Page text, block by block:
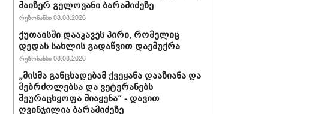
მაიზერ გელოვანი ბარამიძეზე
რეზონანსი 08.08.2026
ქუთაისში დააკავეს პირი, რომელიც
დედას სახლის გადაწვით დაემუქრა
რეზონანსი 08.08.2026
„მისმა განცხადებამ ქვეყანა დააზიანა და
მებრძოლებსა და ვეტერანებს
შეურაცხყოფა მიაყენა“ - დავით
ღვინჯილია ბარამიძეზე